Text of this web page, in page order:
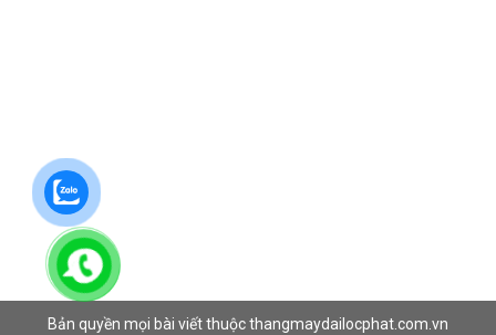
Bản quyền mọi bài viết thuộc thangmaydailocphat.com.vn